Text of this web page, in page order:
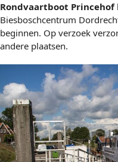
Rondvaartboot Princehof
Biesboschcentrum
beginnen. Op verzoek
andere plaatsen.